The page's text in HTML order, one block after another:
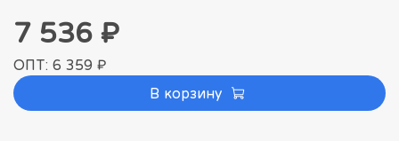
7 536 ₽
ОПТ: 6 359 ₽
В корзину